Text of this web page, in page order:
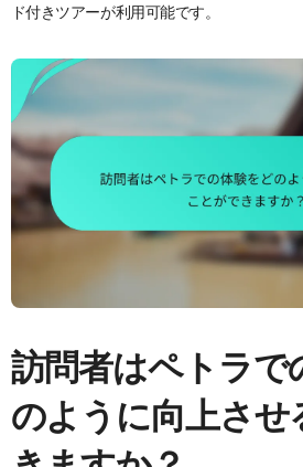
ド付きツアーが利用可能です。
訪問者はペトラで
のように向上させ